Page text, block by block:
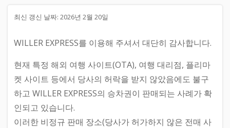
최신 갱신 날짜: 2026년 2월 20일
WILLER EXPRESS를 이용해 주셔서 대단히 감사합니다.
현재 특정 해외 여행 사이트(OTA), 여행 대리점, 플리마
켓 사이트 등에서 당사의 허락을 받지 않았음에도 불구
하고 WILLER EXPRESS의 승차권이 판매되는 사례가 확
인되고 있습니다.
이러한 비정규 판매 장소(당사가 허가하지 않은 전매 사